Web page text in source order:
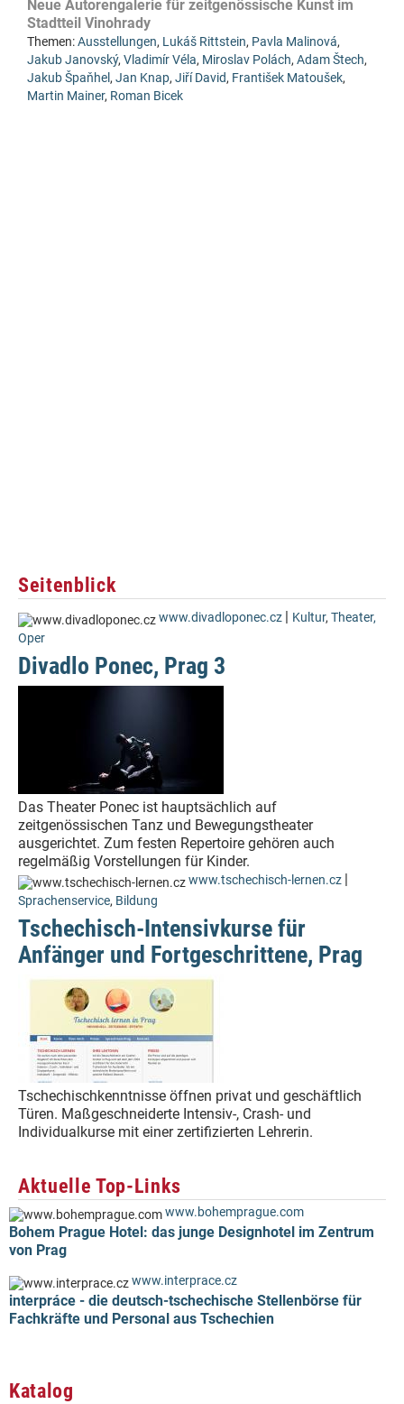
Neue Autorengalerie für zeitgenössische Kunst im
Stadtteil Vinohrady
Themen:Ausstellungen, Lukáš Rittstein, Pavla Malinová,
Jakub Janovský, Vladimír Véla, Miroslav Polách, Adam Štech,
Jakub Špaňhel, Jan Knap, Jiří David, František Matoušek,
Martin Mainer, Roman Bicek
Seitenblick
www.divadloponec.cz | Kultur, Theater,
Oper
Divadlo Ponec, Prag 3
Das Theater Ponec ist hauptsächlich auf
zeitgenössischen Tanz und Bewegungstheater
ausgerichtet. Zum festen Repertoire gehören auch
regelmäßig Vorstellungen für Kinder.
www.tschechisch-lernen.cz |
Sprachenservice, Bildung
Tschechisch-Intensivkurse für
Anfänger und Fortgeschrittene, Prag
Tschechischkenntnisse öffnen privat und geschäftlich
Türen. Maßgeschneiderte Intensiv-, Crash- und
Individualkurse mit einer zertifizierten Lehrerin.
Aktuelle Top-Links
www.bohemprague.com
Bohem Prague Hotel: das junge Designhotel im Zentrum
von Prag
www.interprace.cz
interpráce - die deutsch-tschechische Stellenbörse für
Fachkräfte und Personal aus Tschechien
Katalog